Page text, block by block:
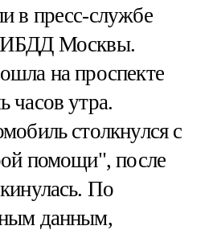
в пресс-службе
Москвы.
на проспекте
часов утра.
столкнулся с
помощи", после
По
данным,